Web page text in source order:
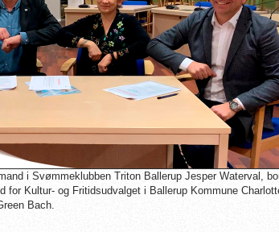
i Svømmeklubben Triton Ballerup Jesper Waterval,
for Kultur- og Fritidsudvalget i Ballerup Kommune
Bach.